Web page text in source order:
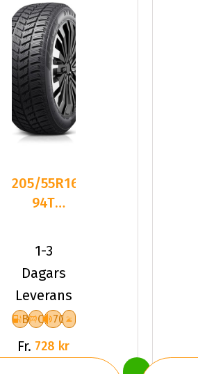
205/55R16
94T
SNOW-H
MSL01 XL
Fr
1-3
Dagars
Leverans
B C 70
Fr. 728 kr